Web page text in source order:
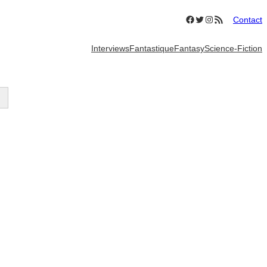
Facebook
Twitter
Instagram
Flux RSSContact
InterviewsFantastiqueFantasyScience-Fiction